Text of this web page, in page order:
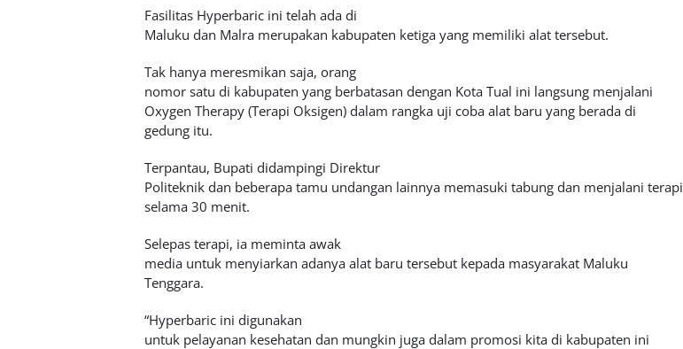
Fasilitas Hyperbaric ini telah ada di
Maluku dan Malra merupakan kabupaten ketiga yang memiliki alat tersebut.
Tak hanya meresmikan saja, orang
nomor satu di kabupaten yang berbatasan dengan Kota Tual ini langsung menjalani
Oxygen Therapy (Terapi Oksigen) dalam rangka uji coba alat baru yang berada di
gedung itu.
Terpantau, Bupati didampingi Direktur
Politeknik dan beberapa tamu undangan lainnya memasuki tabung dan menjalani terapi
selama 30 menit.
Selepas terapi, ia meminta awak
media untuk menyiarkan adanya alat baru tersebut kepada masyarakat Maluku
Tenggara.
“Hyperbaric ini digunakan
untuk pelayanan kesehatan dan mungkin juga dalam promosi kita di kabupaten ini